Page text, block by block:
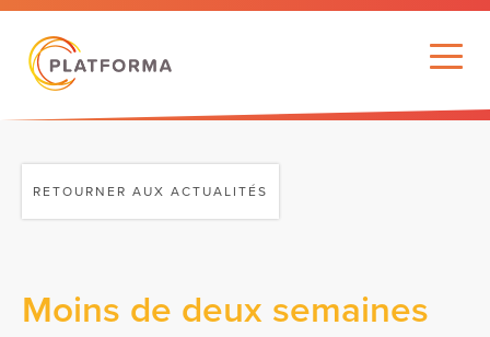
RETOURNER AUX ACTUALITÉS
Moins de deux semaines